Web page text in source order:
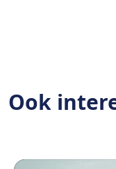
Ook